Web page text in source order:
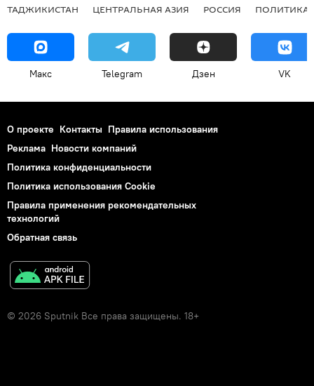
ТАДЖИКИСТАН ЦЕНТРАЛЬНАЯ АЗИЯ РОССИЯ ПОЛИТИКА
Макс Telegram Дзен VK
О проекте Контакты Правила использования
Реклама Новости компаний
Политика конфиденциальности
Политика использования Cookie
Правила применения рекомендательных
технологий
Обратная связь
© 2026 Sputnik Все права защищены. 18+